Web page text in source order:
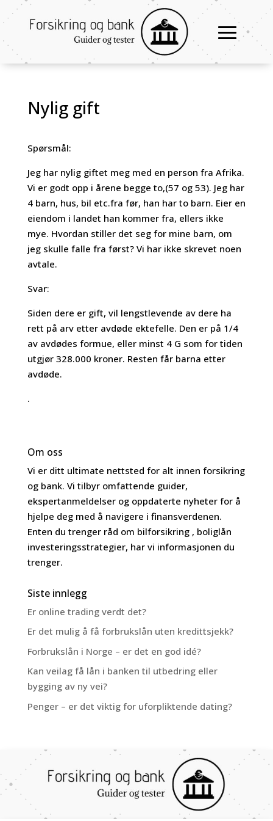
Nylig gift
Spørsmål:
Jeg har nylig giftet meg med en person fra Afrika.
Vi er godt opp i årene begge to,(57 og 53). Jeg har
4 barn, hus, bil etc.fra før, han har to barn. Eier en
eiendom i landet han kommer fra, ellers ikke
mye. Hvordan stiller det seg for mine barn, om
jeg skulle falle fra først? Vi har ikke skrevet noen
avtale.
Svar:
Siden dere er gift, vil lengstlevende av dere ha
rett på arv etter avdøde ektefelle. Den er på 1/4
av avdødes formue, eller minst 4 G som for tiden
utgjør 328.000 kroner. Resten får barna etter
avdøde.
.
Om oss
Vi er ditt ultimate nettsted for alt innen forsikring
og bank. Vi tilbyr omfattende guider,
ekspertanmeldelser og oppdaterte nyheter for å
hjelpe deg med å navigere i finansverdenen.
Enten du trenger råd om bilforsikring , boliglån
investeringsstrategier, har vi informasjonen du
trenger.
Siste innlegg
Er online trading verdt det?
Er det mulig å få forbrukslån uten kredittsjekk?
Forbrukslån i Norge – er det en god idé?
Kan veilag få lån i banken til utbedring eller
bygging av ny vei?
Penger – er det viktig for uforpliktende dating?